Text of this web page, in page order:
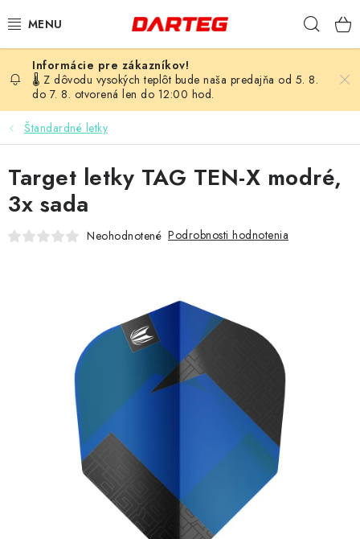
na
ŠÍPKY
TERČE
LETKY
NÁSADKY
PRÍSLUŠENSTVO
OBLEČENIE
🌡️ Z dôvodu vysokých teplôt bude naša predajňa od 5. 8.
do 7. 8. otvorená len do 12:00 hod.
Štandardné letky
Target letky TAG TEN-X modré,
3x sada
Neohodnotené Podrobnosti hodnotenia